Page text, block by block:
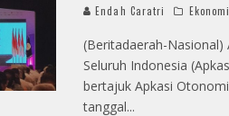
Endah Caratri Ekonomi
(Beritadaerah-Nasional)
Seluruh Indonesia
bertajuk Apkasi
tanggal...